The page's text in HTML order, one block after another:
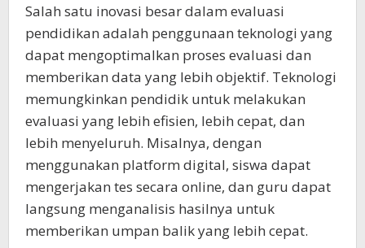
Salah satu inovasi besar dalam evaluasi
pendidikan adalah penggunaan teknologi yang
dapat mengoptimalkan proses evaluasi dan
memberikan data yang lebih objektif. Teknologi
memungkinkan pendidik untuk melakukan
evaluasi yang lebih efisien, lebih cepat, dan
lebih menyeluruh. Misalnya, dengan
menggunakan platform digital, siswa dapat
mengerjakan tes secara online, dan guru dapat
langsung menganalisis hasilnya untuk
memberikan umpan balik yang lebih cepat.